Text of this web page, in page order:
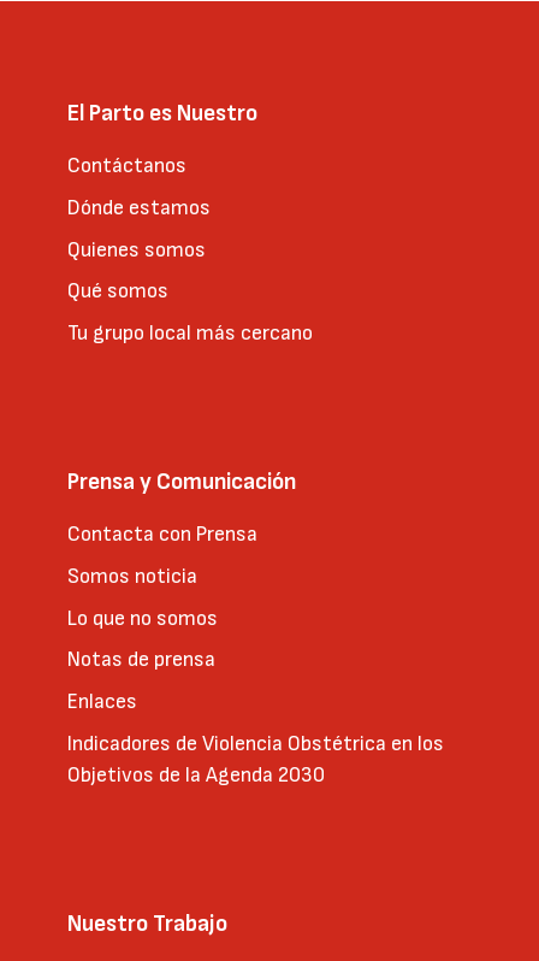
El Parto es Nuestro
Contáctanos
Dónde estamos
Quienes somos
Qué somos
Tu grupo local más cercano
Prensa y Comunicación
Contacta con Prensa
Somos noticia
Lo que no somos
Notas de prensa
Enlaces
Indicadores de Violencia Obstétrica en los
Objetivos de la Agenda 2030
Nuestro Trabajo